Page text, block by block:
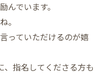
んでいます。
。
っていただけるのが嬉
、指名してくださる方も